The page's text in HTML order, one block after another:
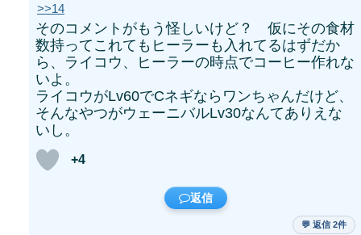
>>14
そのコメントがもう怪しいけど？ 仮にその食材
数持ってこれてもヒーラーも入れてるはずだか
ら、ライコウ、ヒーラーの時点でコーヒー作れな
いよ。
ライコウがLv60でCネギならワンちゃんだけど、
そんなやつがウェーニバルLv30なんてありえな
いし。
+4
返信
💬 返信 2件